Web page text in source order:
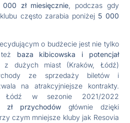
zł miesięcznie, podczas gdy
często zarabia poniżej 5 000
o budżecie jest nie tylko
baza kibicowska i potencjał
z dużych miast (Kraków, Łódź)
ze sprzedaży biletów i
na atrakcyjniejsze kontrakty.
Łódź w sezonie 2021/2022
przychodówgłównie dzięki
czym mniejsze kluby jak Resovia